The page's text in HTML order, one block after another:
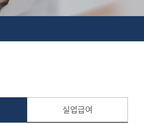
실업급여